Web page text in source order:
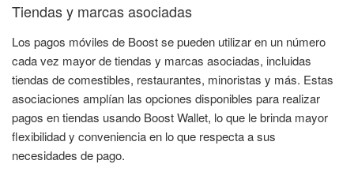
Tiendas y marcas asociadas
Los pagos móviles de Boost se pueden utilizar en un número
cada vez mayor de tiendas y marcas asociadas, incluidas
tiendas de comestibles, restaurantes, minoristas y más. Estas
asociaciones amplían las opciones disponibles para realizar
pagos en tiendas usando Boost Wallet, lo que le brinda mayor
flexibilidad y conveniencia en lo que respecta a sus
necesidades de pago.